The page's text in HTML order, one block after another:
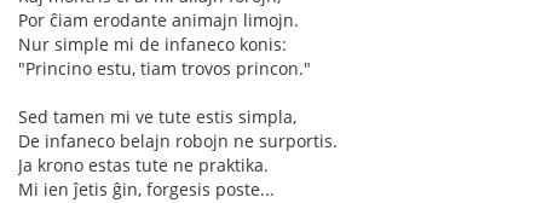
Por ĉiam erodante animajn limojn.
Nur simple mi de infaneco konis:
"Princino estu, tiam trovos princon."
Sed tamen mi ve tute estis simpla,
De infaneco belajn robojn ne surportis.
Ja krono estas tute ne praktika.
Mi ien ĵetis ĝin, forgesis poste...